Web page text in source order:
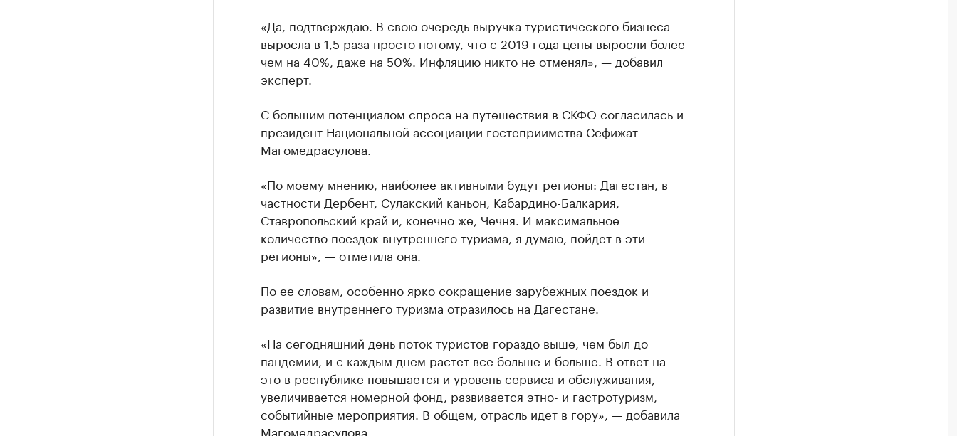
«Да, подтверждаю. В свою очередь выручка туристического бизнеса
выросла в 1,5 раза просто потому, что с 2019 года цены выросли более
чем на 40%, даже на 50%. Инфляцию никто не отменял», — добавил
эксперт.
С большим потенциалом спроса на путешествия в СКФО согласилась и
президент Национальной ассоциации гостеприимства Сефижат
Магомедрасулова.
«По моему мнению, наиболее активными будут регионы: Дагестан, в
частности Дербент, Сулакский каньон, Кабардино-Балкария,
Ставропольский край и, конечно же, Чечня. И максимальное
количество поездок внутреннего туризма, я думаю, пойдет в эти
регионы», — отметила она.
По ее словам, особенно ярко сокращение зарубежных поездок и
развитие внутреннего туризма отразилось на Дагестане.
«На сегодняшний день поток туристов гораздо выше, чем был до
пандемии, и с каждым днем растет все больше и больше. В ответ на
это в республике повышается и уровень сервиса и обслуживания,
увеличивается номерной фонд, развивается этно- и гастротуризм,
событийные мероприятия. В общем, отрасль идет в гору», — добавила
Магомедрасулова.